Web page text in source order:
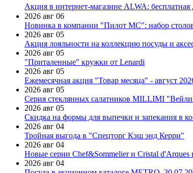
Акция в интернет-магазине ALWA: бесплатная
2026 авг 06
Новинка в компании "Пилот МС": набор
2026 авг 05
Акция лояльности на коллекцию посуды и
2026 авг 05
"Приталенные" кружки от Lenardi
2026 авг 05
Ежемесячная акция "Товар месяца" - август
2026 авг 05
Серия стеклянных салатников MILLIMI
2026 авг 05
Скидка на формы для выпечки и запекания в
2026 авг 04
Тройная выгода в "Спецторг Кэш энд Керри"
2026 авг 04
Новые серии Chef&Sommelier и Cristal d'Arques
2026 авг 04